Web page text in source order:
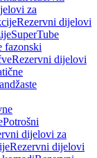
za
Rezervni dijelovi
SuperTube
fazonski
Rezervni dijelovi
Potrošni
dijelovi za
Rezervni dijelovi